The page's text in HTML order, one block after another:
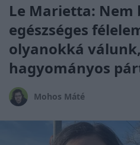
Le Marietta: Nem
egészséges
olyanokká
hagyományos
Mohos Máté